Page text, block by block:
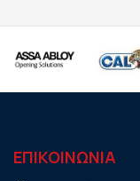
ΕΠΙΚΟΙΝΩΝΙΑ